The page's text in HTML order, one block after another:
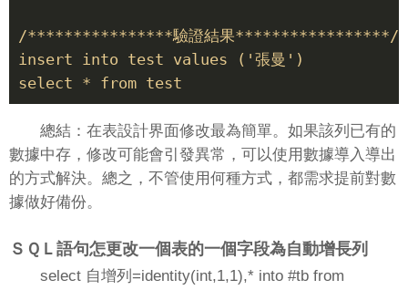
/****************驗證結果*****************/
insert into test values ('張曼')
select * from test
總結：在表設計界面修改最為簡單。如果該列已有的
數據中存，修改可能會引發異常，可以使用數據導入導出
的方式解決。總之，不管使用何種方式，都需求提前對數
據做好備份。
ＳＱＬ語句怎更改一個表的一個字段為自動增長列
select 自增列=identity(int,1,1),* into #tb from